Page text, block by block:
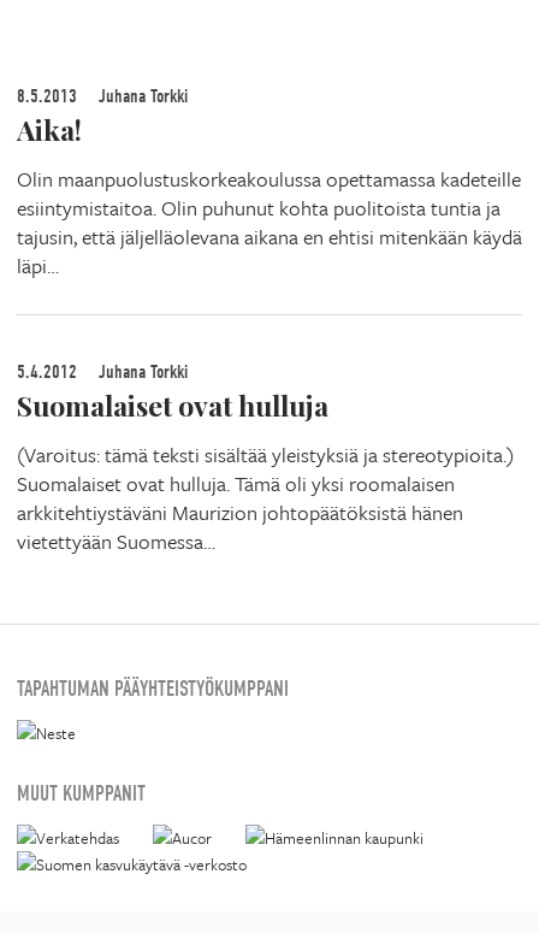
8.5.2013 Juhana Torkki
Aika!
Olin maanpuolustuskorkeakoulussa opettamassa kadeteille
esiintymistaitoa. Olin puhunut kohta puolitoista tuntia ja
tajusin, että jäljelläolevana aikana en ehtisi mitenkään käydä
läpi…
5.4.2012 Juhana Torkki
Suomalaiset ovat hulluja
(Varoitus: tämä teksti sisältää yleistyksiä ja stereotypioita.)
Suomalaiset ovat hulluja. Tämä oli yksi roomalaisen
arkkitehtiystäväni Maurizion johtopäätöksistä hänen
vietettyään Suomessa…
TAPAHTUMAN PÄÄYHTEISTYÖKUMPPANI
MUUT KUMPPANIT